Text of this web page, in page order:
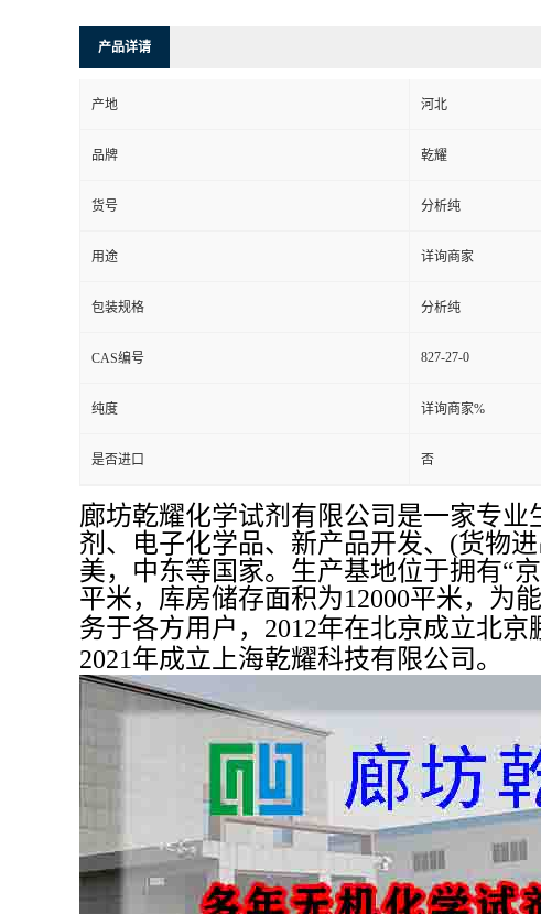
产品详请
产地 河北
品牌 乾耀
货号 分析纯
用途 详询商家
包装规格 分析纯
CAS编号 827-27-0
纯度 详询商家%
是否进口 否
廊坊乾耀化学试剂有限公司是一家专
剂、电子化学品、新产品开发、(货物
美，中东等国家。生产基地位于拥有“
平米，库房储存面积为12000平米，为
务于各方用户，2012年在北京成立北
2021年成立上海乾耀科技有限公司。